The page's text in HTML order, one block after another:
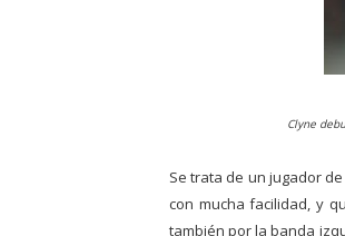
Clyne
Se trata de un jugador
con mucha facilidad, y
también por la banda